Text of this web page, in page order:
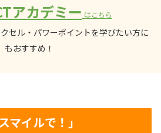
アカデミー はこちら
セル・パワーポイントを学びたい方に
もおすすめ！
マイルで！」